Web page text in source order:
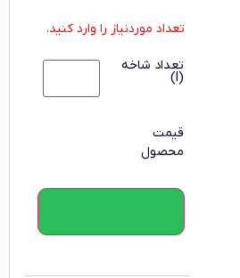
تعداد موردنیاز را وارد کنید.
تعداد شاخه
(l)
قیمت
محصول